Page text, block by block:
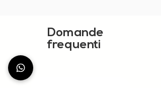
Domande
frequenti